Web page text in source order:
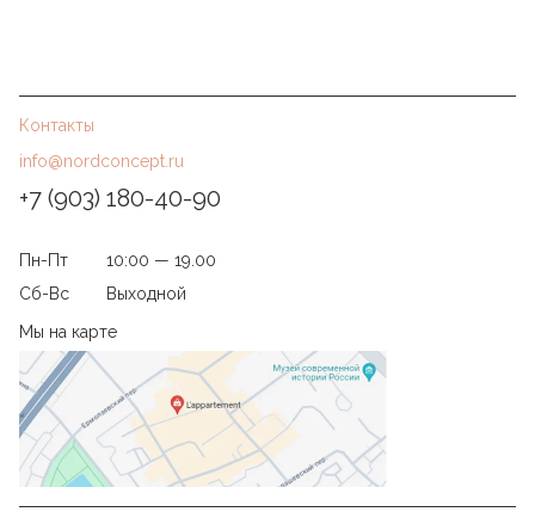
Контакты
info@nordconcept.ru
+7 (903) 180-40-90
Пн-Пт
10:00 — 19.00
Сб-Вс
Выходной
Мы на карте